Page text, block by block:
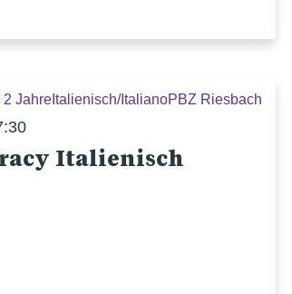
2 Jahre Italienisch/ItalianoPBZ Riesbach
Italienisch